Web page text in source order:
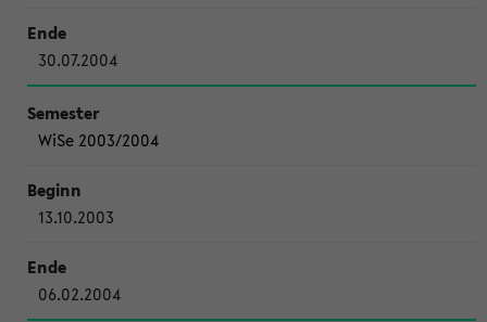
30.07.2004
WiSe 2003/2004
13.10.2003
06.02.2004